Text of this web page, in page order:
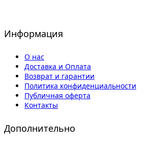
Информация
О нас
Доставка и Оплата
Возврат и гарантии
Политика конфиденциальности
Публичная оферта
Контакты
Дополнительно